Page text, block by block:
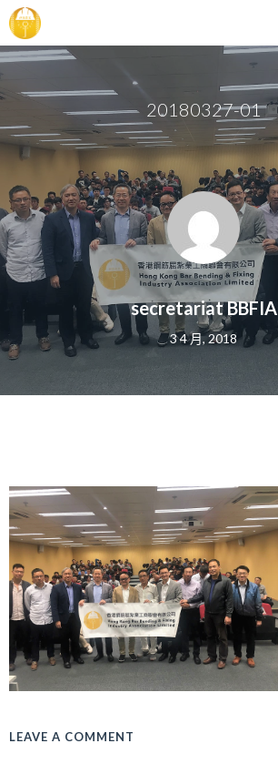
20180327-01
secretariat BBFIA
3 4 月, 2018
LEAVE A COMMENT